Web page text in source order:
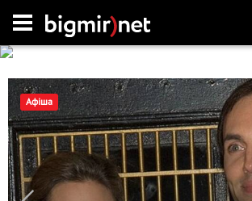
Новини